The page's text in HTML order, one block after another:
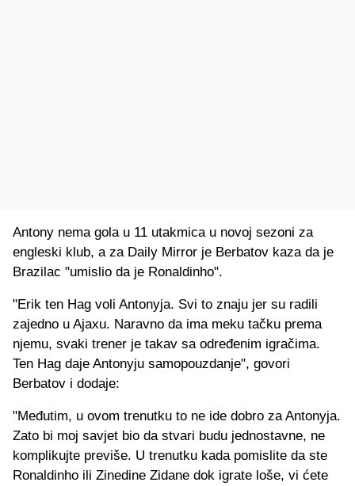
Antony nema gola u 11 utakmica u novoj sezoni za
engleski klub, a za Daily Mirror je Berbatov kaza da je
Brazilac "umislio da je Ronaldinho".
"Erik ten Hag voli Antonyja. Svi to znaju jer su radili
zajedno u Ajaxu. Naravno da ima meku tačku prema
njemu, svaki trener je takav sa određenim igračima.
Ten Hag daje Antonyju samopouzdanje", govori
Berbatov i dodaje:
"Međutim, u ovom trenutku to ne ide dobro za Antonyja.
Zato bi moj savjet bio da stvari budu jednostavne, ne
komplikujte previše. U trenutku kada pomislite da ste
Ronaldinho ili Zinedine Zidane dok igrate loše, vi ćete